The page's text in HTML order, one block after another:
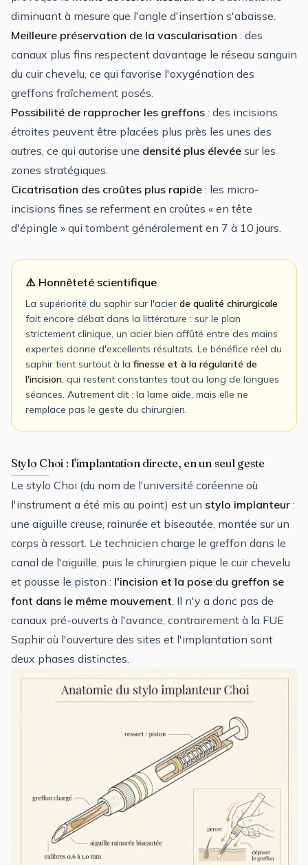
diminuant à mesure que l'angle d'insertion s'abaisse.
Meilleure préservation de la vascularisation : des
canaux plus fins respectent davantage le réseau sanguin
du cuir chevelu, ce qui favorise l'oxygénation des
greffons fraîchement posés.
Possibilité de rapprocher les greffons : des incisions
étroites peuvent être placées plus près les unes des
autres, ce qui autorise une densité plus élevée sur les
zones stratégiques.
Cicatrisation des croûtes plus rapide : les micro-
incisions fines se referment en croûtes « en tête
d'épingle » qui tombent généralement en 7 à 10 jours.
⚠️ Honnêteté scientifique
La supériorité du saphir sur l'acier de qualité chirurgicale
fait encore débat dans la littérature : sur le plan
strictement clinique, un acier bien affûté entre des mains
expertes donne d'excellents résultats. Le bénéfice réel du
saphir tient surtout à la finesse et à la régularité de
l'incision , qui restent constantes tout au long de longues
séances. Autrement dit : la lame aide, mais elle ne
remplace pas le geste du chirurgien.
Stylo Choi : l'implantation directe, en un seul geste
Le stylo Choi (du nom de l'université coréenne où
l'instrument a été mis au point) est un stylo implanteur :
une aiguille creuse, rainurée et biseautée, montée sur un
corps à ressort. Le technicien charge le greffon dans le
canal de l'aiguille, puis le chirurgien pique le cuir chevelu
et pousse le piston : l'incision et la pose du greffon se
font dans le même mouvement. Il n'y a donc pas de
canaux pré-ouverts à l'avance, contrairement à la FUE
Saphir où l'ouverture des sites et l'implantation sont
deux phases distinctes.